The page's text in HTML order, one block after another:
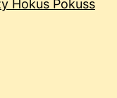
Hokus Pokuss